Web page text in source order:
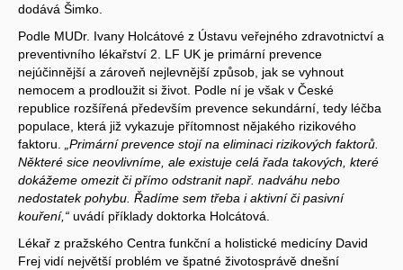
dodává Šimko.
Podle MUDr. Ivany Holcátové z Ústavu veřejného zdravotnictví a
preventivního lékařství 2. LF UK je primární prevence
nejúčinnější a zároveň nejlevnější způsob, jak se vyhnout
nemocem a prodloužit si život. Podle ní je však v České
republice rozšířená především prevence sekundární, tedy léčba
populace, která již vykazuje přítomnost nějakého rizikového
faktoru.
„Primární prevence stojí na eliminaci rizikových faktorů.
Některé sice neovlivníme, ale existuje celá řada takových, které
dokážeme omezit či přímo odstranit např. nadváhu nebo
nedostatek pohybu. Řadíme sem třeba i aktivní či pasivní
kouření,“ uvádí příklady doktorka Holcátová.
Lékař z pražského Centra funkční a holistické medicíny David
Frej vidí největší problém ve špatné životosprávě dnešní